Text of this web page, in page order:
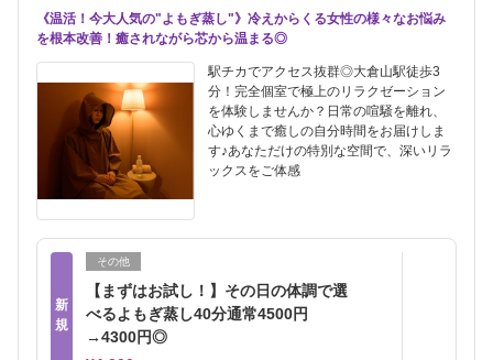
《温活！今大人気の"よもぎ蒸し"》冷えからくる女性の様々なお悩み
を根本改善！癒されながら芯から温まる◎
駅チカでアクセス抜群◎大倉山駅徒歩3
分！完全個室で極上のリラクゼーション
を体験しませんか？日常の喧騒を離れ、
心ゆくまで癒しの自分時間をお届けしま
す♪あなただけの特別な空間で、深いリラ
ックスをご体感
新
規
その他
【まずはお試し！】その日の体調で選
べるよもぎ蒸し40分通常4500円
→4300円◎